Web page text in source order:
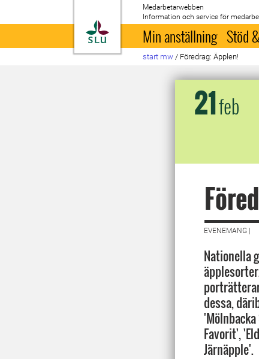
Till startsida
Medarbetarwebben
Information och service för
Min anställning Stöd
start mw / Föredrag: Äpplen!
21feb
EVENEMANG |
Nationella
dessa,
Favorit',
Järnäpple'.